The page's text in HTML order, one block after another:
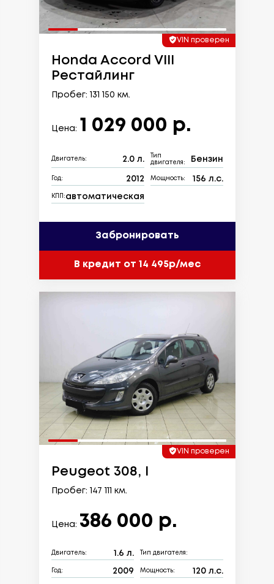
VIN проверен
Honda Accord VIII
Рестайлинг
Пробег: 131 150 км.
Цена: 1 029 000 р.
Двигатель: 2.0 л.
Тип
двигателя:
Бензин
Год: 2012 Мощность: 156 л.с.
КПП: автоматическая
Забронировать
В кредит от 14 495р/мес
VIN проверен
Peugeot 308, I
Пробег: 147 111 км.
Цена: 386 000 р.
Двигатель: 1.6 л. Тип двигателя:
Год: 2009 Мощность: 120 л.с.